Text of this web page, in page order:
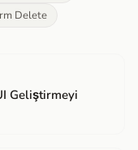
Delete
Geliştirmeyi